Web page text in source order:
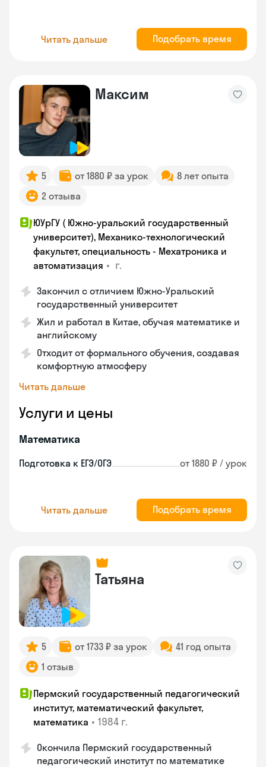
Читать дальше Подобрать время
Максим
5 от 1880 ₽ за урок
8 лет опыта
2 отзыва
ЮУрГУ ( Южно-уральский государственный
университет), Механико-технологический
факультет, специальность - Мехатроника и
автоматизация • г.
Закончил с отличием Южно-Уральский
государственный университет
Жил и работал в Китае, обучая математике и
английскому
Отходит от формального обучения, создавая
комфортную атмосферу
Читать дальше
Услуги и цены
Математика
Подготовка к ЕГЭ/ОГЭ от 1880 ₽ / урок
Читать дальше Подобрать время
Татьяна
5 от 1733 ₽ за урок
41 год опыта
1 отзыв
Пермский государственный педагогический
институт, математический факультет,
математика • 1984 г.
Окончила Пермский государственный
педагогический институт по математике